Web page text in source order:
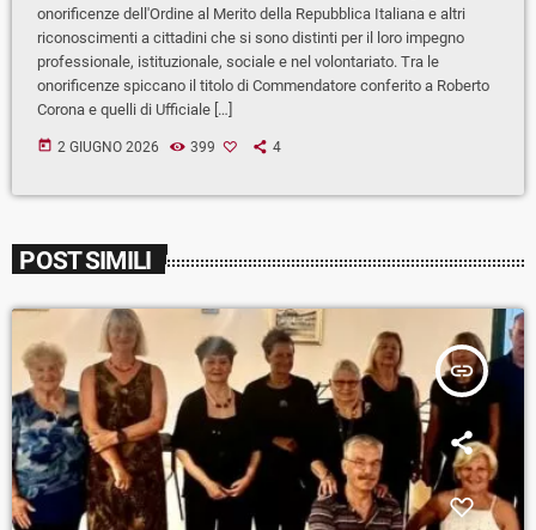
onorificenze dell'Ordine al Merito della Repubblica Italiana e altri
riconoscimenti a cittadini che si sono distinti per il loro impegno
professionale, istituzionale, sociale e nel volontariato. Tra le
onorificenze spiccano il titolo di Commendatore conferito a Roberto
Corona e quelli di Ufficiale […]
today 2 GIUGNO 2026 399 4
POST SIMILI
insert_link